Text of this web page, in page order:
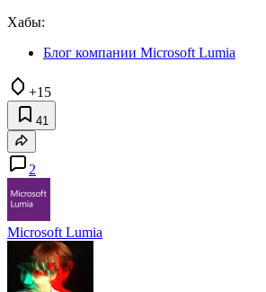
Хабы:
Блог компании Microsoft Lumia
+15
41
2
Microsoft Lumia